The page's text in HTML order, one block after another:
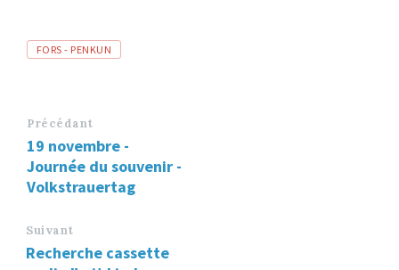
Tags
FORS - PENKUN
Précédant
19 novembre -
Journée du souvenir -
Volkstrauertag
Suivant
Recherche cassette